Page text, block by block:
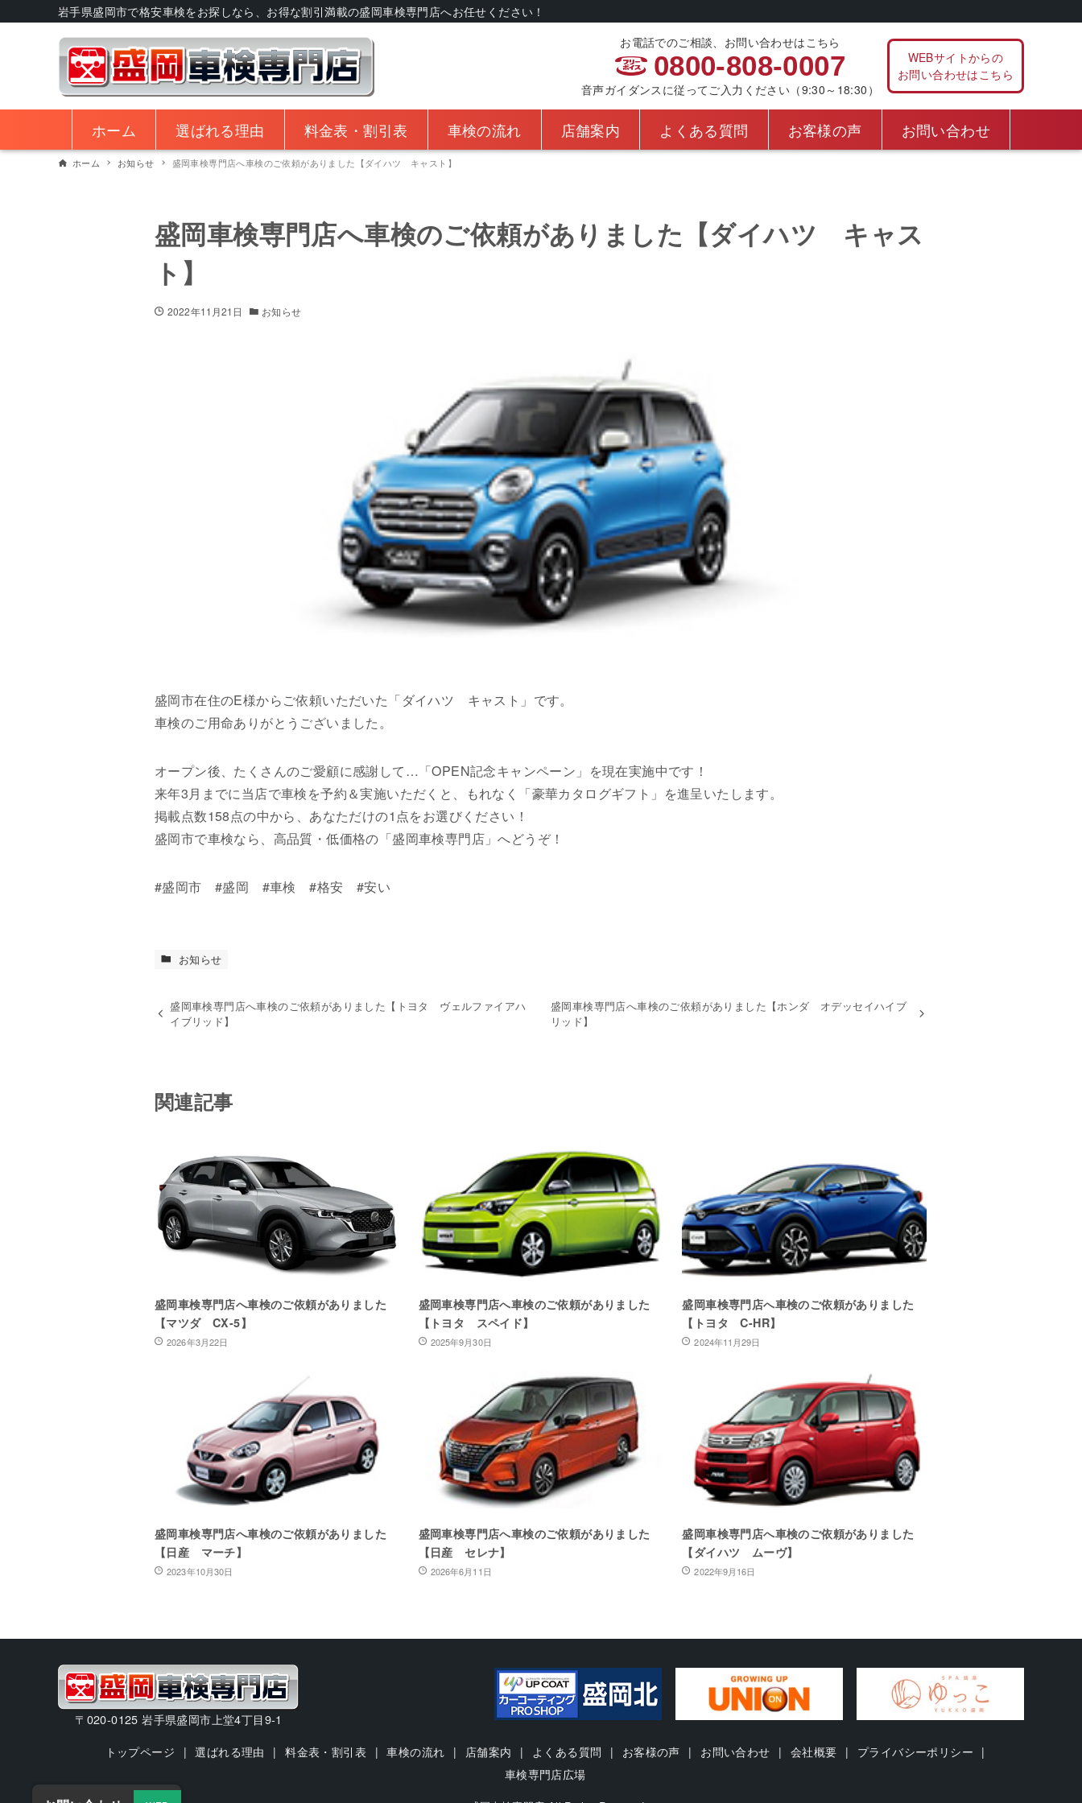
岩手県盛岡市で格安車検をお探しなら、お得な割引満載の盛岡車検専門店へお任せください！
お電話でのご相談、お問い合わせはこちら
0800-808-0007
音声ガイダンスに従ってご入力ください（9:30～18:30）
WEBサイトからの
お問い合わせはこちら
ホーム 選ばれる理由 料金表・割引表 車検の流れ 店舗案内 よくある質問 お客様の声 お問い合わせ
ホーム お知らせ 盛岡車検専門店へ車検のご依頼がありました【ダイハツ キャスト】
盛岡車検専門店へ車検のご依頼がありました【ダイハツ キャス
ト】
2022年11月21日 お知らせ
盛岡市在住のE様からご依頼いただいた「ダイハツ キャスト」です。
車検のご用命ありがとうございました。
オープン後、たくさんのご愛顧に感謝して…「OPEN記念キャンペーン」を現在実施中です！
来年3月までに当店で車検を予約＆実施いただくと、もれなく「豪華カタログギフト」を進呈いたします。
掲載点数158点の中から、あなただけの1点をお選びください！
盛岡市で車検なら、高品質・低価格の「盛岡車検専門店」へどうぞ！
#盛岡市 #盛岡 #車検 #格安 #安い
お知らせ
盛岡車検専門店へ車検のご依頼がありました【トヨタ ヴェルファイアハ
イブリッド】
盛岡車検専門店へ車検のご依頼がありました【ホンダ オデッセイハイブ
リッド】
関連記事
盛岡車検専門店へ車検のご依頼がありました
【マツダ CX-5】
2026年3月22日
盛岡車検専門店へ車検のご依頼がありました
【トヨタ スペイド】
2025年9月30日
盛岡車検専門店へ車検のご依頼がありました
【トヨタ C-HR】
2024年11月29日
盛岡車検専門店へ車検のご依頼がありました
【日産 マーチ】
2023年10月30日
盛岡車検専門店へ車検のご依頼がありました
【日産 セレナ】
2026年6月11日
盛岡車検専門店へ車検のご依頼がありました
【ダイハツ ムーヴ】
2022年9月16日
〒020-0125 岩手県盛岡市上堂4丁目9-1
トップページ 選ばれる理由 料金表・割引表 車検の流れ 店舗案内 よくある質問 お客様の声 お問い合わせ 会社概要
プライバシーポリシー
車検専門店広場